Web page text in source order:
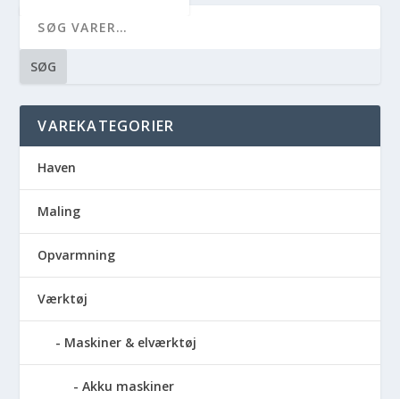
SØG
VAREKATEGORIER
Haven
Maling
Opvarmning
Værktøj
Maskiner & elværktøj
Akku maskiner